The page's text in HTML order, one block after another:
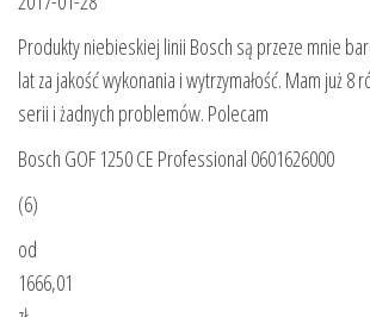
Produkty niebieskiej linii Bosch są przeze mnie
lat za jakość wykonania i wytrzymałość. Mam już 8
serii i żadnych problemów. Polecam
Bosch GOF 1250 CE Professional 0601626000
(6)
od
1666,01